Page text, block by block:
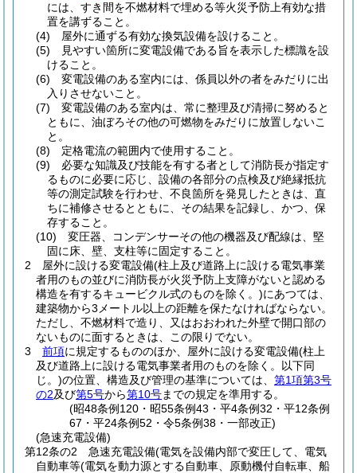
には、すき間を不燃材料で埋める等火災予防上有効な措
置を講ずること。
(4)
屋外に通ずる有効な換気設備を設けること。
(5)
見やすい箇所に変電設備である旨を表示した標識を設
けること。
(6)
変電設備のある室内には、係員以外の者をみだりに出
入りさせないこと。
(7)
変電設備のある室内は、常に整理及び清掃に努めると
ともに、油ぼろその他の可燃物をみだりに放置しないこ
と。
(8)
定格電流の範囲内で使用すること。
(9)
必要な知識及び技能を有する者として消防長が指定す
るものに必要に応じ、設備の各部分の点検及び絶縁抵抗
等の測定試験を行わせ、不良箇所を発見したときは、直
ちに補修させるとともに、その結果を記録し、かつ、保
存すること。
(10)
変圧器、コンデンサーその他の機器及び配線は、堅
固に床、壁、支柱等に固定すること。
2
屋外に設ける変電設備(柱上及び道路上に設ける電気事業
者用のもの並びに消防長が火災予防上支障がないと認める
構造を有するキュービクル式のものを除く。)にあつては、
建築物から3メートル以上の距離を保たなければならない。
ただし、不燃材料で造り、又はおおわれた外壁で開口部の
ないものに面するときは、この限りでない。
3
前項に規定するもののほか、屋外に設ける変電設備(柱上
及び道路上に設ける電気事業者用のものを除く。以下同
じ。)の位置、構造及び管理の基準については、 第1項第3号
の2及び第5号から第10号までの規定を準用する。
(昭48条例120・昭55条例43・平4条例32・平12条例
67・平24条例52・令5条例38・一部改正)
(急速充電設備)
第12条の2
急速充電設備(電気を設備内部で変圧して、電気
自動車等(電気を動力源とする自動車、原動機付自転車、船